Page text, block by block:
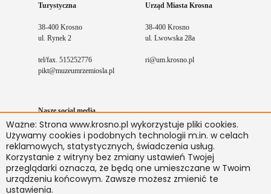
Ważne: Strona www.krosno.pl wykorzystuje pliki cookies.
Używamy cookies i podobnych technologii m.in. w celach
reklamowych, statystycznych, świadczenia usług.
Korzystanie z witryny bez zmiany ustawień Twojej
przeglądarki oznacza, że będą one umieszczane w Twoim
urządzeniu końcowym. Zawsze możesz zmienić te
ustawienia.
Turystyczna
38-400 Krosno
ul. Rynek 2
tel/fax. 515252776
pikt@muzeumrzemiosla.pl
Urząd Miasta Krosna
38-400 Krosno
ul. Lwowska 28a
ri@um.krosno.pl
Nasze social media
Facebook Youtube Instagram
Kontakt BIP Mapa serwisu Deklaracja dostępności
© 2021